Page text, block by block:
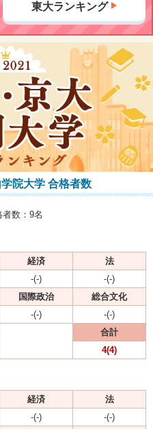
東大ランキング
院大学 合格者数
数：9名
経済
法
-(-)
-(-)
国際政治
総合文化
-(-)
-(-)
合計
4(4)
経済
法
-(-)
-(-)